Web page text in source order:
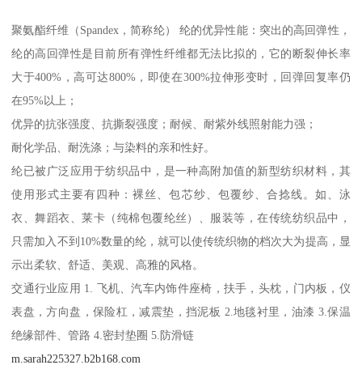
聚氨酯纤维（Spandex，简称纶） 纶的优异性能：突出的高回弹性，
纶的高回弹性是目前所有弹性纤维都无法比拟的，它的断裂伸长率
大于400%，高可达800%，即使在300%拉伸形变时，回弹回复率仍
在95%以上；
优异的抗张强度、抗撕裂强度；耐候、耐紫外线照射能力强；
耐化学品、耐洗涤；与染料的亲和性好。
纶已被广泛应用于纺织品中，是一种高附加值的新型纺织材料，其
使用形式主要有四种：裸丝、包芯纱、包覆纱、合捻线。如、泳
衣、舞蹈衣、莱卡（纯棉包覆纶丝）、服装等，在传统纺织品中，
只需加入不到10%数量的纶，就可以使传统织物的档次大为提高，显
示出柔软、舒适、美观、高雅的风格。
交通行业应用 1. 飞机、汽车内饰件座椅，扶手，头枕，门内板，仪
表盘，方向盘，保险杠，减震垫，挡泥板 2.地毯衬里，油漆 3.保温
绝缘部件、管路 4.密封垫圈 5.防滑链
m.sarah225327.b2b168.com